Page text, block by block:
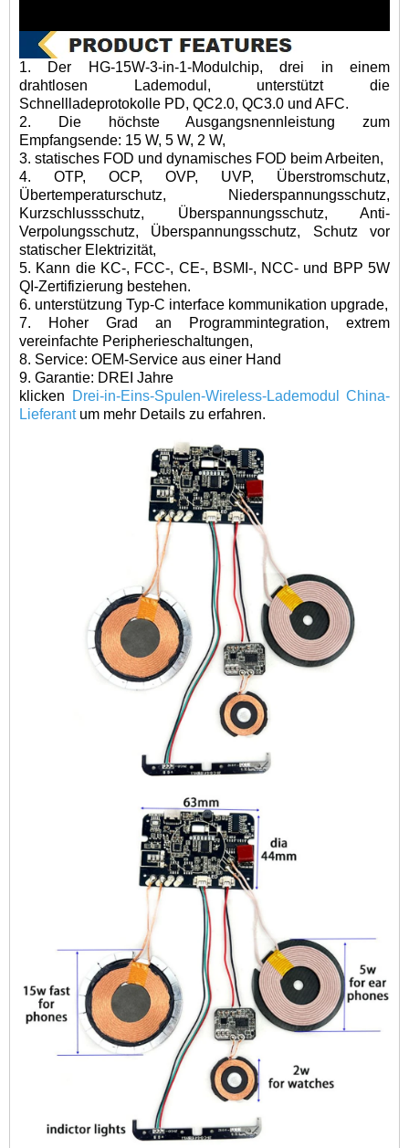
1. Der HG-15W-3-in-1-Modulchip, drei in einem
drahtlosen Lademodul, unterstützt die
Schnellladeprotokolle PD, QC2.0, QC3.0 und AFC.
2. Die höchste Ausgangsnennleistung zum
Empfangsende: 15 W, 5 W, 2 W,
3. statisches FOD und dynamisches FOD beim Arbeiten,
4. OTP, OCP, OVP, UVP, Überstromschutz,
Übertemperaturschutz, Niederspannungsschutz,
Kurzschlussschutz, Überspannungsschutz, Anti-
Verpolungsschutz, Überspannungsschutz, Schutz vor
statischer Elektrizität,
5. Kann die KC-, FCC-, CE-, BSMI-, NCC- und BPP 5W
QI-Zertifizierung bestehen.
6. unterstützung Typ-C interface kommunikation upgrade,
7. Hoher Grad an Programmintegration, extrem
vereinfachte Peripherieschaltungen,
8. Service: OEM-Service aus einer Hand
9. Garantie: DREI Jahre
klicken
Drei-in-Eins-Spulen-Wireless-Lademodul China-
Lieferant um mehr Details zu erfahren.